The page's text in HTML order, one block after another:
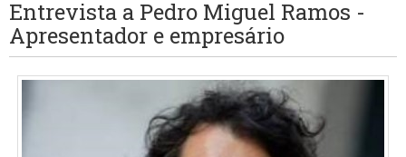
Entrevista a Pedro Miguel Ramos -
Apresentador e empresário